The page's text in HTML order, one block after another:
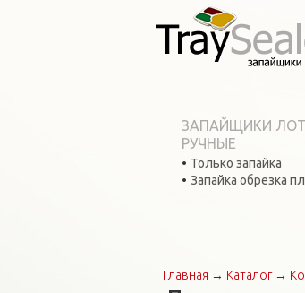
ЗАПАЙЩИКИ
РУЧНЫЕ
Только запайка
Запайка обрезка
Вы здесь
Главная → Каталог→